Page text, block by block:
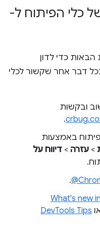
כלי הפיתוח ל-
כדי לדון
דבר אחר שקשור לכלי
ובקשות
.
באמצעות
> עזרה > דיווח על
.
What's new in
DevTools Tips